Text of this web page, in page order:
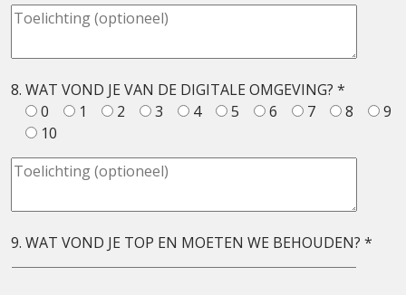
8. WAT VOND JE VAN DE DIGITALE OMGEVING? *
0
1 2 3 4 5 6 7 8
9
10
9. WAT VOND JE TOP EN MOETEN WE BEHOUDEN? *